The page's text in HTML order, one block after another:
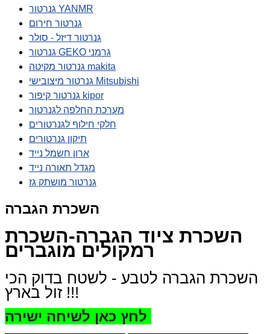
גנרטור YANMR
גנרטור חירום
גנרטור דיזל - סולר
גנרטור GEKO גרמני
גנרטור מקיטה makita
גנרטור מיצובישי Mitsubishi
גנרטור קיפור kipor
מערכת החלפה לגנרטור
חלקי חילוף לגנרטורים
תיקון גנרטורים
ארון חשמל נייד
מגדל תאורה נייד
גנרטור מושתק גז
השכרת הגברה
השכרת ציוד הגברה-השכרת
רמקולים מוגברים
השכרת הגברה לטבע - לשטח בדוק הכי
זול בארץ !!!
לחץ כאן לשיחה ישירה